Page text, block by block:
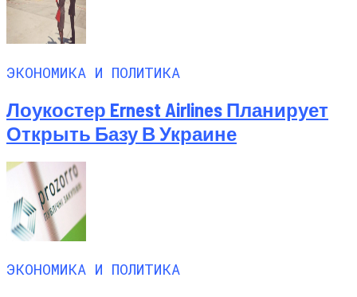
ЭКОНОМИКА И ПОЛИТИКА
Лоукостер Ernest Airlines Планирует
Открыть Базу В Украине
ЭКОНОМИКА И ПОЛИТИКА